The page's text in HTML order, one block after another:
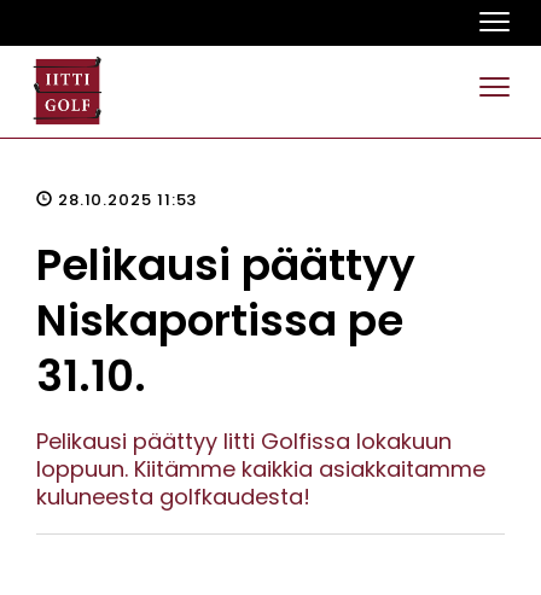
28.10.2025 11:53
Pelikausi päättyy
Niskaportissa pe
31.10.
Pelikausi päättyy Iitti Golfissa lokakuun
loppuun. Kiitämme kaikkia asiakkaitamme
kuluneesta golfkaudesta!